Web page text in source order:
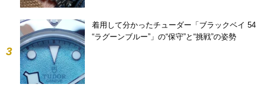
3
着用して分かったチューダー「ブラックベイ 54
“ラグーンブルー”」の“保守”と“挑戦”の姿勢